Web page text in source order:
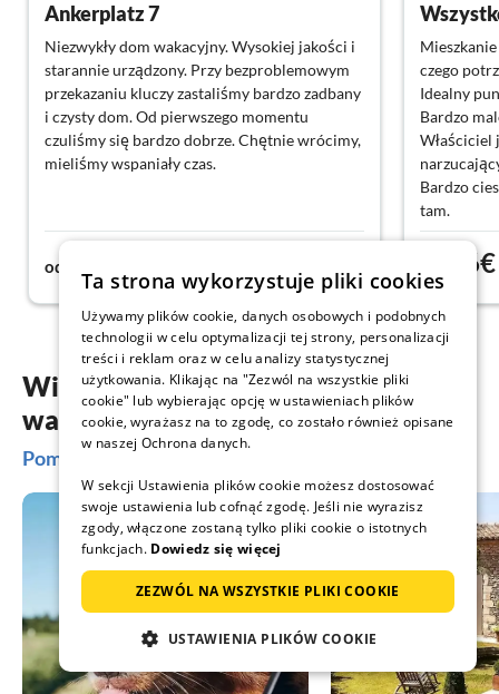
Ankerplatz 7
Niezwykły dom wakacyjny. Wysokiej jakości i
starannie urządzony. Przy bezproblemowym
przekazaniu kluczy zastaliśmy bardzo zadbany
i czysty dom. Od pierwszego momentu
czuliśmy się bardzo dobrze. Chętnie wrócimy,
mieliśmy wspaniały czas.
od
czego
Idealny
Bardzo
Właściciel
Bardzo
tam.
86€
Więcej inspiracji do planowania
wakacji
Pomysły na wakacje w Ribnitz-Damgarten
Ta strona wykorzystuje pliki cookies
Używamy plików cookie, danych osobowych i podobnych
technologii w celu optymalizacji tej strony, personalizacji
treści i reklam oraz w celu analizy statystycznej
użytkowania. Klikając na "Zezwól na wszystkie pliki
cookie" lub wybierając opcję w ustawieniach plików
cookie, wyrażasz na to zgodę, co zostało również opisane
w naszej Ochrona danych.
W sekcji Ustawienia plików cookie możesz dostosować
swoje ustawienia lub cofnąć zgodę. Jeśli nie wyrazisz
zgody, włączone zostaną tylko pliki cookie o istotnych
funkcjach. Dowiedz się więcej
ZEZWÓL NA WSZYSTKIE PLIKI COOKIE
USTAWIENIA PLIKÓW COOKIE